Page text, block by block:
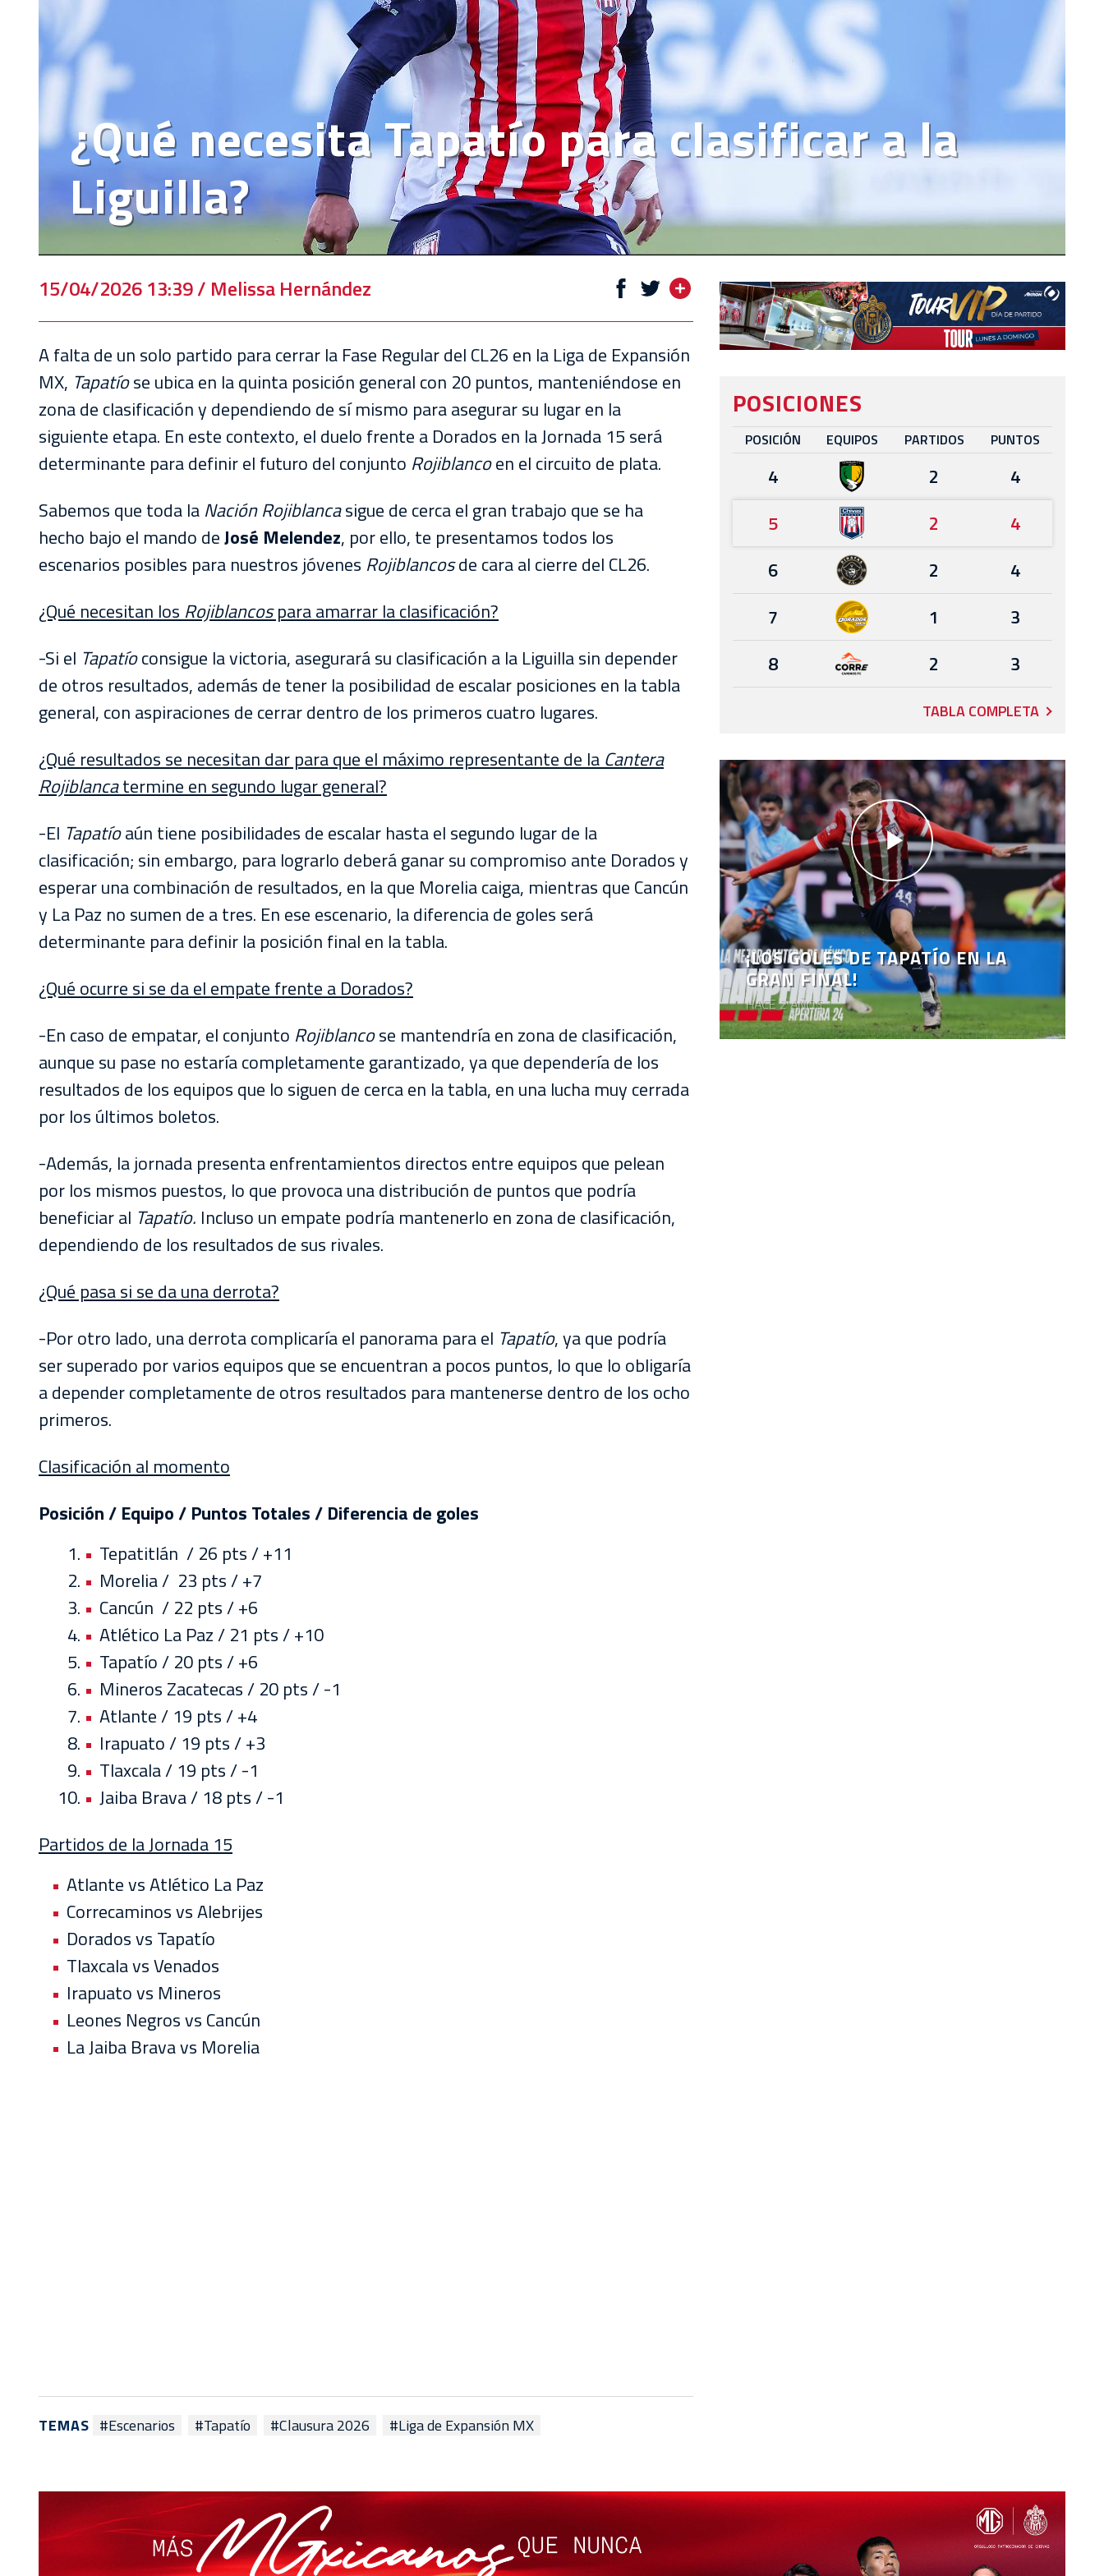
EVENTOS
DEPORTIVOS
REBAÑO
TIENDA
CHIVASTV
AKRON
TOUR
ESTADIO
AKRON
¿Qué necesita Tapatío para clasificar a la
Liguilla?
15/04/2026 13:39 / Melissa Hernández
A falta de un solo partido para cerrar la Fase Regular del CL26 en la Liga de Expansión
MX, Tapatíose ubica en la quinta posición general con 20 puntos, manteniéndose en
zona de clasificación y dependiendo de sí mismo para asegurar su lugar en la
siguiente etapa. En este contexto, el duelo frente a Dorados en la Jornada 15 será
determinante para definir el futuro del conjunto Rojiblancoen el circuito de plata.
Sabemos que toda la Nación Rojiblancasigue de cerca el gran trabajo que se ha
hecho bajo el mando deJosé Melendez, por ello, te presentamos todos los
escenarios posibles para nuestros jóvenes Rojiblancosde cara al cierre del CL26.
¿Qué necesitan los Rojiblancospara amarrar la clasificación?
-Si el Tapatíoconsigue la victoria, asegurará su clasificación a la Liguilla sin depender
de otros resultados, además de tener la posibilidad de escalar posiciones en la tabla
general, con aspiraciones de cerrar dentro de los primeros cuatro lugares.
¿Qué resultados se necesitan dar para que el máximo representante de la Cantera
Rojiblancatermine en segundo lugar general?
-El Tapatíoaún tiene posibilidades de escalar hasta el segundo lugar de la
clasificación; sin embargo, para lograrlo deberá ganar su compromiso ante Dorados y
esperar una combinación de resultados, en la que Morelia caiga, mientras que Cancún
y La Paz no sumen de a tres. En ese escenario, la diferencia de goles será
determinante para definir la posición final en la tabla.
¿Qué ocurre si se da el empate frente a Dorados?
-En caso de empatar, el conjunto Rojiblancose mantendría en zona de clasificación,
aunque su pase no estaría completamente garantizado, ya que dependería de los
resultados de los equipos que lo siguen de cerca en la tabla, en una lucha muy cerrada
por los últimos boletos.
-Además, la jornada presenta enfrentamientos directos entre equipos que pelean
por los mismos puestos, lo que provoca una distribución de puntos que podría
beneficiar al Tapatío. Incluso un empate podría mantenerlo en zona de clasificación,
dependiendo de los resultados de sus rivales.
¿Qué pasa si se da una derrota?
-Por otro lado, una derrota complicaría el panorama para el Tapatío, ya que podría
ser superado por varios equipos que se encuentran a pocos puntos, lo que lo obligaría
a depender completamente de otros resultados para mantenerse dentro de los ocho
primeros.
Clasificación al momento
Posición / Equipo / Puntos Totales / Diferencia de goles
Tepatitlán / 26 pts / +11
Morelia / 23 pts / +7
Cancún / 22 pts / +6
Atlético La Paz / 21 pts / +10
Tapatío / 20 pts / +6
Mineros Zacatecas / 20 pts / -1
Atlante / 19 pts / +4
Irapuato / 19 pts / +3
Tlaxcala / 19 pts / -1
Jaiba Brava / 18 pts / -1
Partidos de la Jornada 15
Atlante vs Atlético La Paz
Correcaminos vs Alebrijes
Dorados vs Tapatío
Tlaxcala vs Venados
Irapuato vs Mineros
Leones Negros vs Cancún
La Jaiba Brava vs Morelia
TEMAS #Escenarios #Tapatío #Clausura 2026 #Liga de Expansión MX
POSICIONES
POSICIÓN EQUIPOS PARTIDOS PUNTOS
4 2
4
5
2
4
6
2
4
7
1
3
8
2 3
TABLA COMPLETA
¡LOS GOLES DE TAPATÍO EN LA
GRAN FINAL!
HACE 2 AÑOS